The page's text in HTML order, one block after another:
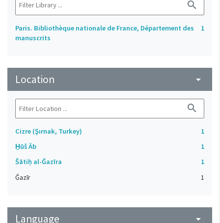
search
Paris. Bibliothèque nationale de France, Département des
manuscrits
1
Location arrow_drop_down
search
Cizre (Şırnak, Turkey)
1
H̱ūš Āb
1
Šātiḥ al-Ǧazīra
1
Ǧazīr
1
Language arrow_drop_down